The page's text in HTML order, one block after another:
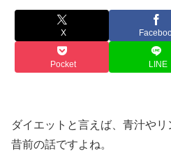
X
Pocket LINE
ダイエットと言えば、青汁や
昔前の話ですよね。